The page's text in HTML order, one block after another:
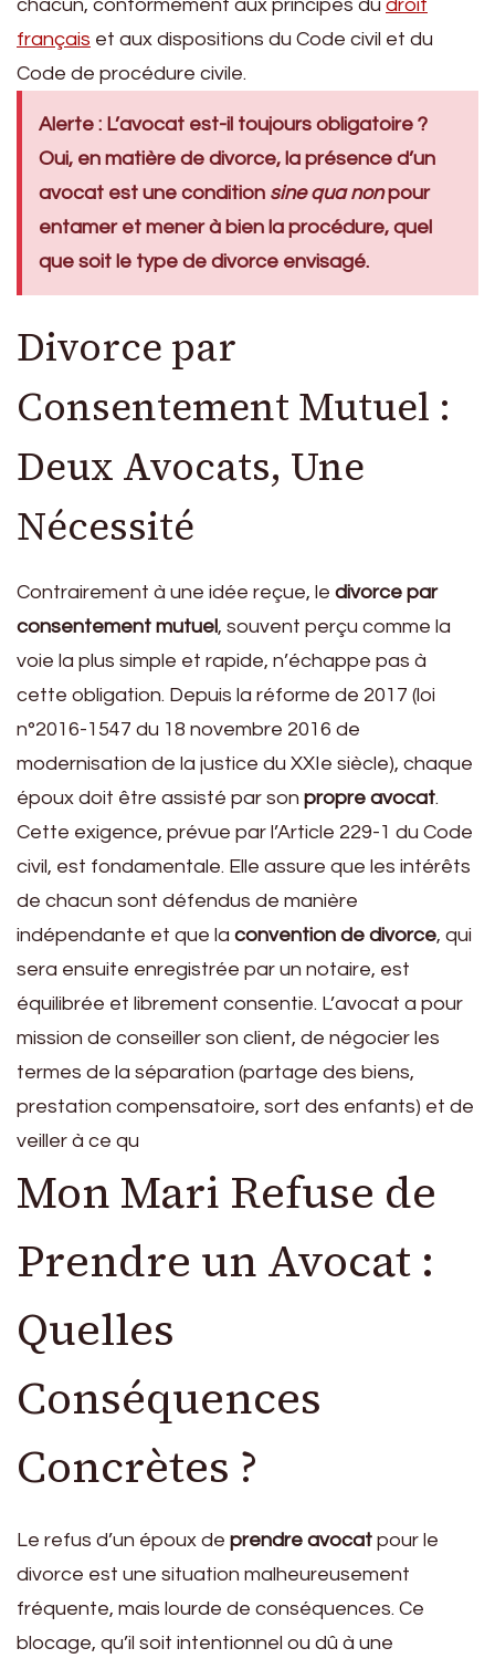
chacun, conformément aux principes du droit
français et aux dispositions du Code civil et du
Code de procédure civile.
Alerte : L’avocat est-il toujours obligatoire ?
Oui, en matière de divorce, la présence d’un
avocat est une condition sine qua nonpour
entamer et mener à bien la procédure, quel
que soit le type de divorce envisagé.
Divorce par
Consentement Mutuel :
Deux Avocats, Une
Nécessité
Contrairement à une idée reçue, le divorce par
consentement mutuel, souvent perçu comme la
voie la plus simple et rapide, n’échappe pas à
cette obligation. Depuis la réforme de 2017 (loi
n°2016-1547 du 18 novembre 2016 de
modernisation de la justice du XXIe siècle), chaque
époux doit être assisté par son propre avocat.
Cette exigence, prévue par l’Article 229-1 du Code
civil, est fondamentale. Elle assure que les intérêts
de chacun sont défendus de manière
indépendante et que la convention de divorce, qui
sera ensuite enregistrée par un notaire, est
équilibrée et librement consentie. L’avocat a pour
mission de conseiller son client, de négocier les
termes de la séparation (partage des biens,
prestation compensatoire, sort des enfants) et de
veiller à ce qu
Mon Mari Refuse de
Prendre un Avocat :
Quelles
Conséquences
Concrètes ?
Le refus d’un époux de prendre avocat pour le
divorce est une situation malheureusement
fréquente, mais lourde de conséquences. Ce
blocage, qu’il soit intentionnel ou dû à une